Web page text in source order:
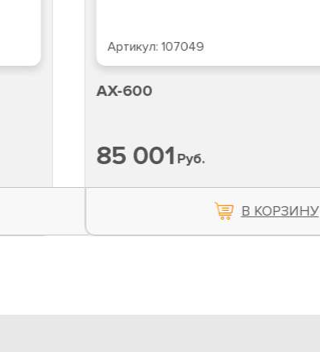
Артикул: 107049
AX-600
85 001Руб.
В КОРЗИНУ